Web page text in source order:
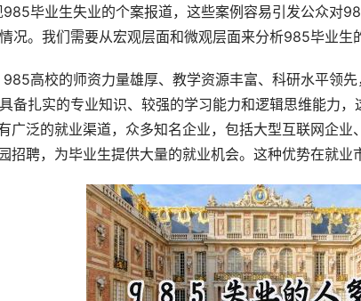
况。我们需要从宏观层面和微观层面来分析985毕业生
备扎实的专业知识、较强的学习能力和逻辑思维能力
广泛的就业渠道，众多知名企业，包括大型互联网企业
招聘，为毕业生提供大量的就业机会。这种优势在就业